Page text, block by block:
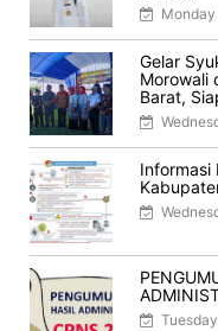
Gelar
Morowali
Barat,
Informasi